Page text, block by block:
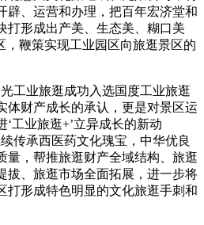
辟、运营和办理，把百年宏济堂和
打形成出产美、生态美、糊口美
，鞭策实现工业园区向旅逛景区的
业旅逛成功入选国度工业旅逛
体财产成长的承认，更是对景区运
工业旅逛+’立异成长的新动
传承西医药文化瑰宝，中华优良
量，帮推旅逛财产全域结构、旅逛
拔、旅逛市场全面拓展，进一步将
打形成特色明显的文化旅逛手刺和